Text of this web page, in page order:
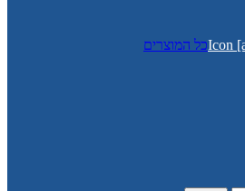
כל המוצרים